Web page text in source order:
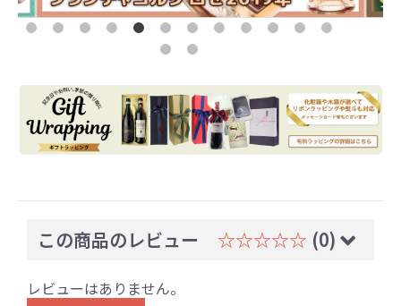
この商品のレビュー ☆☆☆☆☆ (0)
レビューはありません。